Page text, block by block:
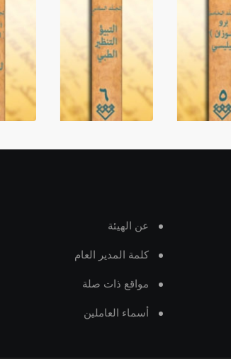
عن الهيئة
كلمة المدير العام
مواقع ذات صلة
أسماء العاملين